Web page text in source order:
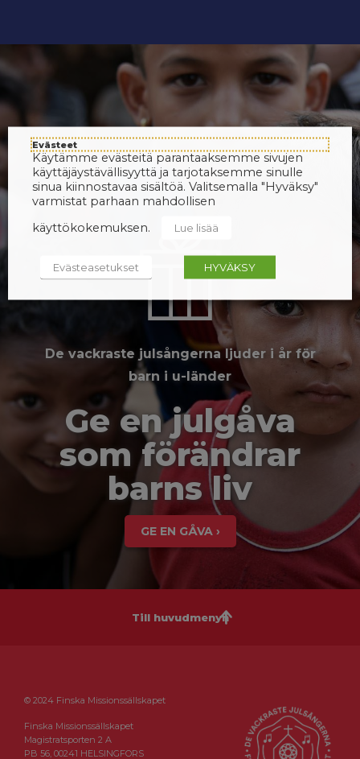
De vackraste julsångerna ljuder i år för
barn i u-länder
Ge en julgåva
som förändrar
barns liv
GE EN GÅVA ›
Till huvudmenyn
© 2024 Finska Missionssällskapet
Finska Missionssällskapet
Magistratsporten 2 A
PB 56, 00241 HELSINGFORS
Evästeet
Käytämme evästeitä parantaaksemme sivujen
käyttäjäystävällisyyttä ja tarjotaksemme sinulle
sinua kiinnostavaa sisältöä. Valitsemalla "Hyväksy"
varmistat parhaan mahdollisen
käyttökokemuksen.
Lue lisää
Evästeasetukset HYVÄKSY